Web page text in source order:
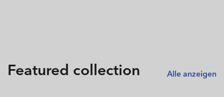
Featured collection Alle anzeigen